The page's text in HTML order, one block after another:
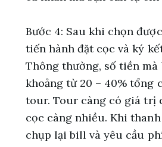
Bước 4: Sau khi chọn
tiến hành đặt cọc và ký
Thông thường, số tiền mà
khoảng từ 20 – 40% tổng
tour. Tour càng có giá trị
cọc càng nhiều. Khi
chụp lại bill và yêu cầu